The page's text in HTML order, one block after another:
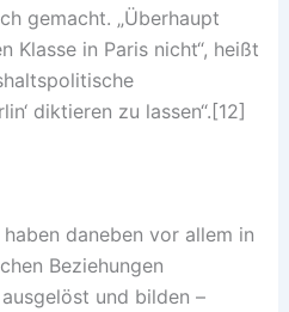
gemacht. „Überhaupt
Klasse in Paris nicht“, heißt
diktieren zu lassen“.[12]
daneben vor allem in
Beziehungen
und bilden –